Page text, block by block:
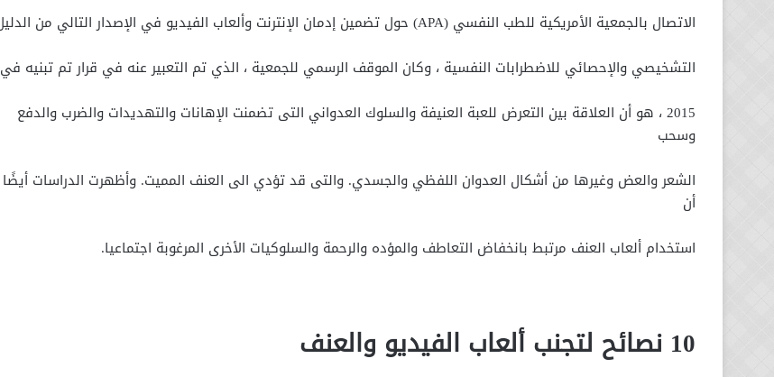
الاتصال بالجمعية الأمريكية للطب النفسي (APA) حول تضمين إدمان الإنترنت وألعاب الفيديو في الإصدار التالي من الدليل
التشخيصي والإحصائي للاضطرابات النفسية ، وكان الموقف الرسمي للجمعية ، الذي تم التعبير عنه في قرار تم تبنيه في
2015 ، هو أن العلاقة بين التعرض للعبة العنيفة والسلوك العدواني التى تضمنت الإهانات والتهديدات والضرب والدفع
وسحب
الشعر والعض وغيرها من أشكال العدوان اللفظي والجسدي. والتى قد تؤدي الى العنف المميت. وأظهرت الدراسات أيضًا
أن
استخدام ألعاب العنف مرتبط بانخفاض التعاطف والمؤده والرحمة والسلوكيات الأخرى المرغوبة اجتماعيا.
10 نصائح لتجنب ألعاب الفيديو والعنف